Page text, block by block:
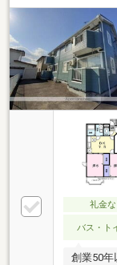
礼金な
バス・ト
創業50年